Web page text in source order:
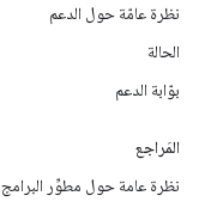
نظرة عامّة حول الدعم
الحالة
بوّابة الدعم
المَراجع
نظرة عامة حول مطوِّر البرامج